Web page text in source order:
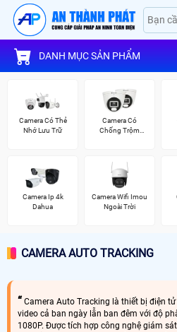
DANH MỤC SẢN PHẨM
Camera Có Thẻ
Nhớ Lưu Trữ
Camera Có
Chống Trộm
Camera Ip 4k
Dahua
Camera Wifi Imou
Ngoài Trời
CAMERA AUTO TRACKING
Camera Auto Tracking là thiết bị điện
video cả ban ngày lẫn ban đêm với độ
1080P. Được tích hợp công nghệ giám